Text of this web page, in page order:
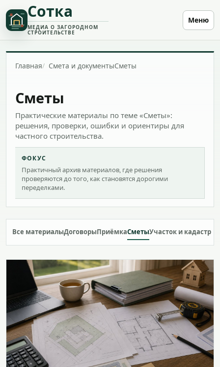
Сотка
МЕДИА О ЗАГОРОДНОМ
СТРОИТЕЛЬСТВЕ
Меню
Главная Смета и документыСметы
Сметы
Практические материалы по теме «Сметы»:
решения, проверки, ошибки и ориентиры для
частного строительства.
ФОКУС
Практичный архив материалов, где решения
проверяются до того, как становятся дорогими
переделками.
Все материалыДоговорыПриёмкаСметыУчасток и кадастр